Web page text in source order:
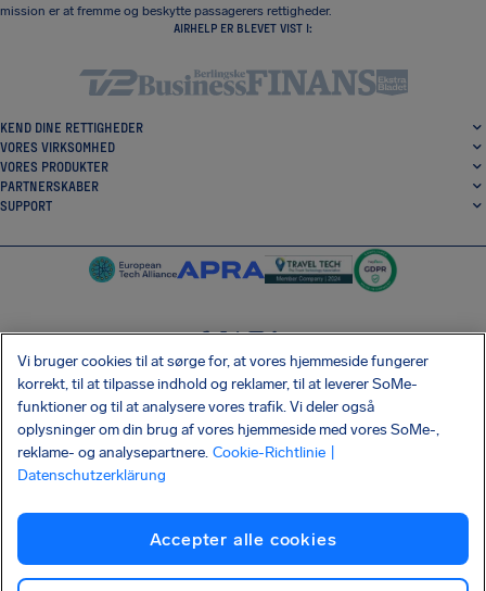
mission er at fremme og beskytte passagerers rettigheder.
AIRHELP ER BLEVET VIST I:
KEND DINE RETTIGHEDER
VORES VIRKSOMHED
VORES PRODUKTER
PARTNERSKABER
SUPPORT
SocialFacebook
SocialTwitter
SocialInstagram
SocialLinkedin
HENT VORES GRATIS APP
Fortrolighedsbetingelser Cookies Aftryk
Shai-Hulud forsyningskædeangreb
Vi bruger cookies til at sørge for, at vores hjemmeside fungerer
korrekt, til at tilpasse indhold og reklamer, til at leverer SoMe-
funktioner og til at analysere vores trafik. Vi deler også
oplysninger om din brug af vores hjemmeside med vores SoMe-,
reklame- og analysepartnere. Cookie-Richtlinie
Datenschutzerklärung
Accepter alle cookies